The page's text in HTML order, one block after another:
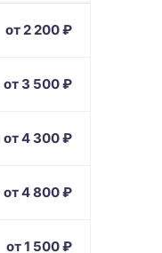
от 2 200 ₽
от 3 500 ₽
от 4 300 ₽
от 4 800 ₽
от 1 500 ₽